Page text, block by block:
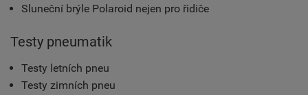
Sluneční brýle Polaroid nejen pro řidiče
Testy pneumatik
Testy letních pneu
Testy zimních pneu